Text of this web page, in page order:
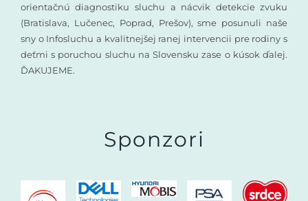
orientačnú diagnostiku sluchu a nácvik detekcie zvuku
(Bratislava, Lučenec, Poprad, Prešov), sme posunuli naše
sny o Infosluchu a kvalitnejšej ranej intervencii pre rodiny s
deťmi s poruchou sluchu na Slovensku zase o kúsok ďalej.
ĎAKUJEME.
Sponzori